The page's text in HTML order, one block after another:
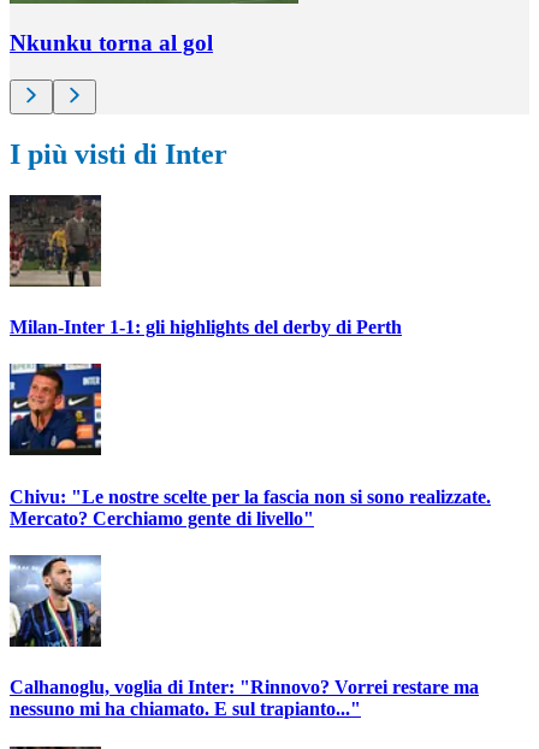
Nkunku torna al gol
I più visti di Inter
Milan-Inter 1-1: gli highlights del derby di Perth
Chivu: "Le nostre scelte per la fascia non si sono realizzate.
Mercato? Cerchiamo gente di livello"
Calhanoglu, voglia di Inter: "Rinnovo? Vorrei restare ma
nessuno mi ha chiamato. E sul trapianto..."